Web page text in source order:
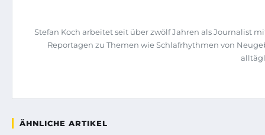
Stefan Koch arbeitet seit über zwölf Jahren als Journalist
Reportagen zu Themen wie Schlafrhythmen von
ÄHNLICHE ARTIKEL